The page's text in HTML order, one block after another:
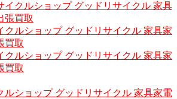
イクルショップ グッドリサイクル 家具
張買取
クルショップ グッドリサイクル 家具家
買取
クルショップ グッドリサイクル 家具家
買取
ルショップ グッドリサイクル 家具家電